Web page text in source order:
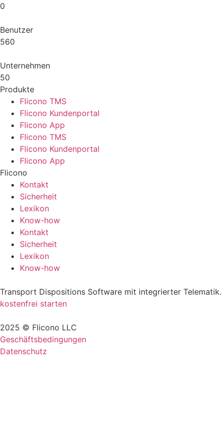
0
Benutzer
560
Unternehmen
50
Produkte
Flicono TMS
Flicono Kundenportal
Flicono App
Flicono TMS
Flicono Kundenportal
Flicono App
Flicono
Kontakt
Sicherheit
Lexikon
Know-how
Kontakt
Sicherheit
Lexikon
Know-how
Transport Dispositions Software mit integrierter Telematik.
kostenfrei starten
2025 © Flicono LLC
Geschäftsbedingungen
Datenschutz